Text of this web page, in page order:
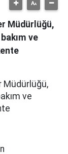
Müdürlüğü,
ve
Müdürlüğü,
ve